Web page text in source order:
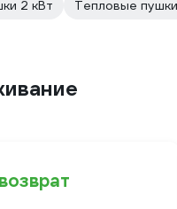
2 кВт
Тепловые